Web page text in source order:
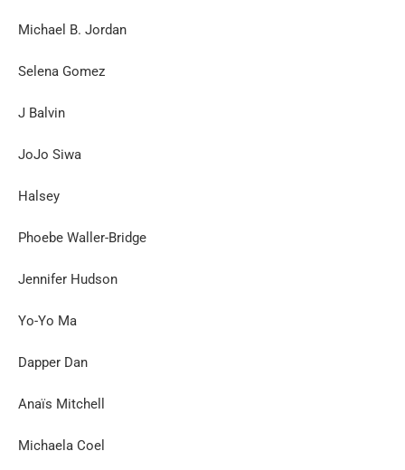
Michael B. Jordan
Selena Gomez
J Balvin
JoJo Siwa
Halsey
Phoebe Waller-Bridge
Jennifer Hudson
Yo-Yo Ma
Dapper Dan
Anaïs Mitchell
Michaela Coel